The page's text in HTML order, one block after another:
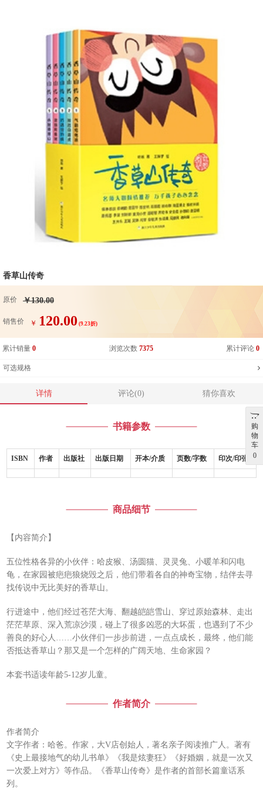
香草山传奇
原价 ￥130.00
销售价 ￥ 120.00 (9.23折)
累计销量 0 浏览次数 7375 累计评论 0
可选规格
详情 评论(0) 猜你喜欢
书籍参数
ISBN 作者 出版社 出版日期 开本/介质 页数/字数 印次/印张
商品细节
【内容简介】
五位性格各异的小伙伴：哈皮猴、汤圆猫、灵灵兔、小暖羊和闪电
龟，在家园被疤疤狼烧毁之后，他们带着各自的神奇宝物，结伴去寻
找传说中无比美好的香草山。
行进途中，他们经过苍茫大海、翻越皑皑雪山、穿过原始森林、走出
茫茫草原、深入荒凉沙漠，碰上了很多凶恶的大坏蛋，也遇到了不少
善良的好心人……小伙伴们一步步前进，一点点成长，最终，他们能
否抵达香草山？那又是一个怎样的广阔天地、生命家园？
本套书适读年龄5-12岁儿童。
作者简介
作者简介
文字作者：哈爸。作家，大V店创始人，著名亲子阅读推广人。著有
《史上最接地气的幼儿书单》《我是炫妻狂》《好婚姻，就是一次又
一次爱上对方》等作品。《香草山传奇》是作者的首部长篇童话系
列。
购
物
车
0